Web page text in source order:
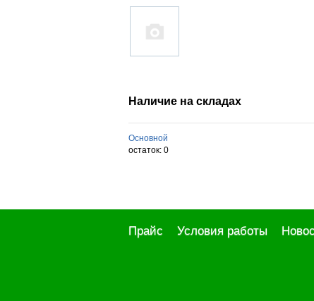
Наличие на складах
Основной
остаток: 0
Прайс Условия работы